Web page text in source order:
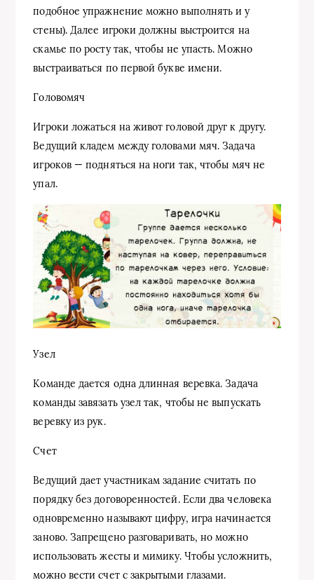
подобное упражнение можно выполнять и у
стены). Далее игроки должны выстроится на
скамье по росту так, чтобы не упасть. Можно
выстраиваться по первой букве имени.
Головомяч
Игроки ложаться на живот головой друг к другу.
Ведущий кладем между головами мяч. Задача
игроков — подняться на ноги так, чтобы мяч не
упал.
Узел
Команде дается одна длинная веревка. Задача
команды завязать узел так, чтобы не выпускать
веревку из рук.
Счет
Ведущий дает участникам задание считать по
порядку без договоренностей. Если два человека
одновременно называют цифру, игра начинается
заново. Запрещено разговаривать, но можно
использовать жесты и мимику. Чтобы усложнить,
можно вести счет с закрытыми глазами.